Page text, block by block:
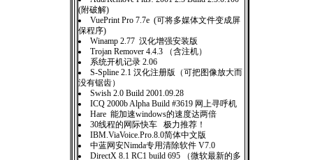
(附破解)
VuePrint Pro 7.7e (可将多媒体文件变成屏
保程序)
Winamp 2.77 汉化增强安装版
Trojan Remover 4.4.3 （含注机）
系统开机记录 2.06
S-Spline 2.1 汉化注册版（可把图像放大而
没有锯齿）
Swish 2.0 Build 2001.09.28
ICQ 2000b Alpha Build #3619 网上寻呼机
Hare 能加速windows的速度达两倍
30线程的网际快车 极力推荐！
IBM.ViaVoice.Pro.8.0简体中文版
中蓝网安Nimda专用清除软件 V7.0
DirectX 8.1 RC1 build 695 （微软最新的多